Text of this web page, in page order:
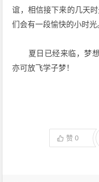
谊，相信接下来的几天
们会有一段愉快的小时光
夏日已经来临，梦想
亦可放飞学子梦！
赞0